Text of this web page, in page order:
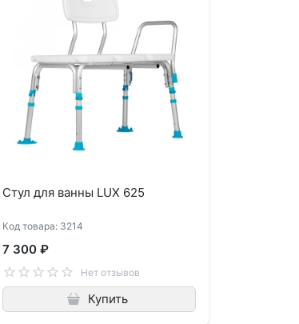
Стул для ванны LUX 625
Код товара: 3214
7 300 ₽
Нет отзывов
Купить